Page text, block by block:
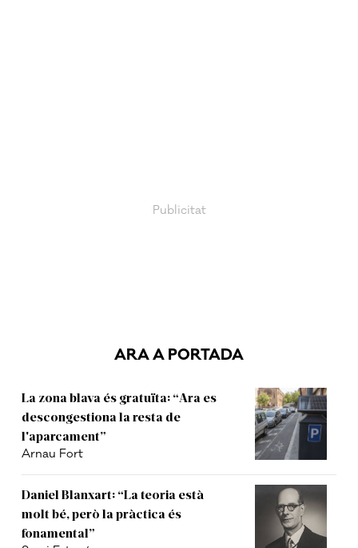
ARA A PORTADA
La zona blava és gratuïta: “Ara es
descongestiona la resta de
l'aparcament”
Arnau Fort
Daniel Blanxart: “La teoria està
molt bé, però la pràctica és
fonamental”